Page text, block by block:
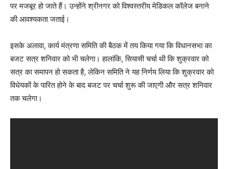
पर मजबूर हो जाते हैं। उन्होंने श्रीनगर को विश्वस्तरीय मेडिकल कॉलेज बनाने
की आवश्यकता जताई।
इसके अलावा, कार्य मंत्रणा समिति की बैठक में तय किया गया कि विधानसभा का
बजट सत्र शनिवार को भी चलेगा। हालांकि, सियासी चर्चा थी कि शुक्रवार को
सत्र का समापन हो सकता है, लेकिन समिति ने यह निर्णय लिया कि शुक्रवार को
विधेयकों के पारित होने के बाद बजट पर चर्चा शुरू की जाएगी और सत्र शनिवार
तक चलेगा।